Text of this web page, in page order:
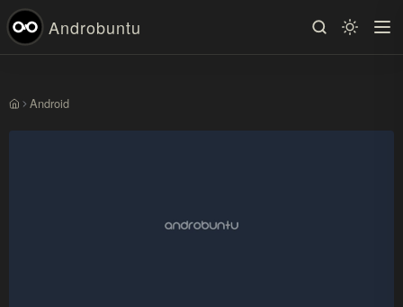
Androbuntu
BerandaAndroid